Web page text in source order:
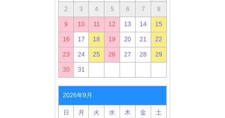
2 3 4 5 6 7 8
9 10 11 12 13 14 15
16 17 18 19 20 21 22
23 24 25 26 27 28 29
30 31
2026年9月
日 月 火 水 木 金 土